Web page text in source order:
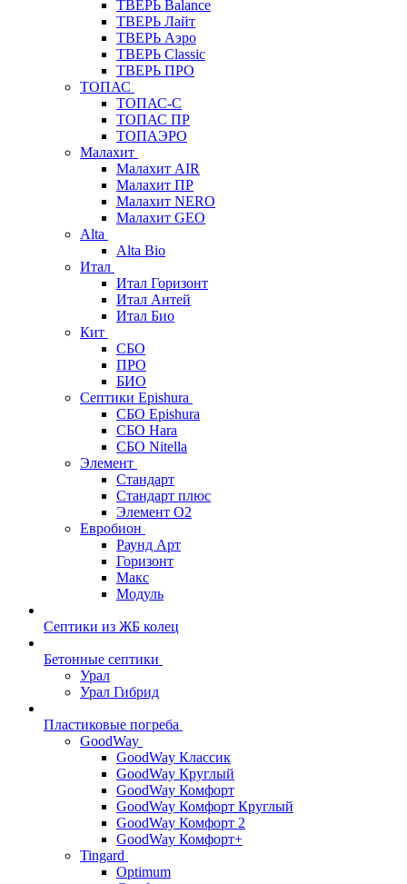
ТВЕРЬ Balance
ТВЕРЬ Лайт
ТВЕРЬ Аэро
ТВЕРЬ Classic
ТВЕРЬ ПРО
ТОПАС
ТОПАС-С
ТОПАС ПР
ТОПАЭРО
Малахит
Малахит AIR
Малахит ПР
Малахит NERO
Малахит GEO
Alta
Alta Bio
Итал
Итал Горизонт
Итал Антей
Итал Био
Кит
СБО
ПРО
БИО
Септики Epishura
СБО Epishura
СБО Hara
СБО Nitella
Элемент
Стандарт
Стандарт плюс
Элемент О2
Евробион
Раунд Арт
Горизонт
Макс
Модуль
Септики из ЖБ колец
Бетонные септики
Урал
Урал Гибрид
Пластиковые погреба
GoodWay
GoodWay Классик
GoodWay Круглый
GoodWay Комфорт
GoodWay Комфорт Круглый
GoodWay Комфорт 2
GoodWay Комфорт+
Tingard
Optimum